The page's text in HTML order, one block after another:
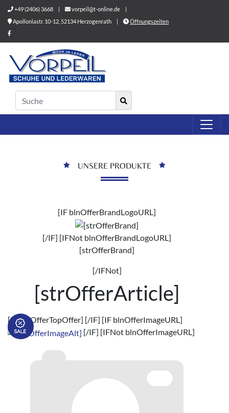
+49 (2406) 3668 | vorpeil@t-online.de
|
Apolloniastr. 10-12, 52134 Herzogenrath
| Öffnungszeiten
UNSERE PRODUKTE
[IF blnOfferBrandLogoURL]
[/IF] [IFNot blnOfferBrandLogoURL]
[strOfferBrand]
[/IFNot]
[strOfferArticle]
[IF blnOfferTopOffer] [/IF] [IF blnOfferImageURL]
[/IF] [IFNot blnOfferImageURL]